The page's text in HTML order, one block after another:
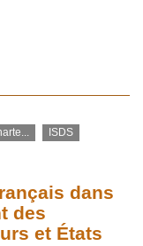
ISDS
dans
des
et États